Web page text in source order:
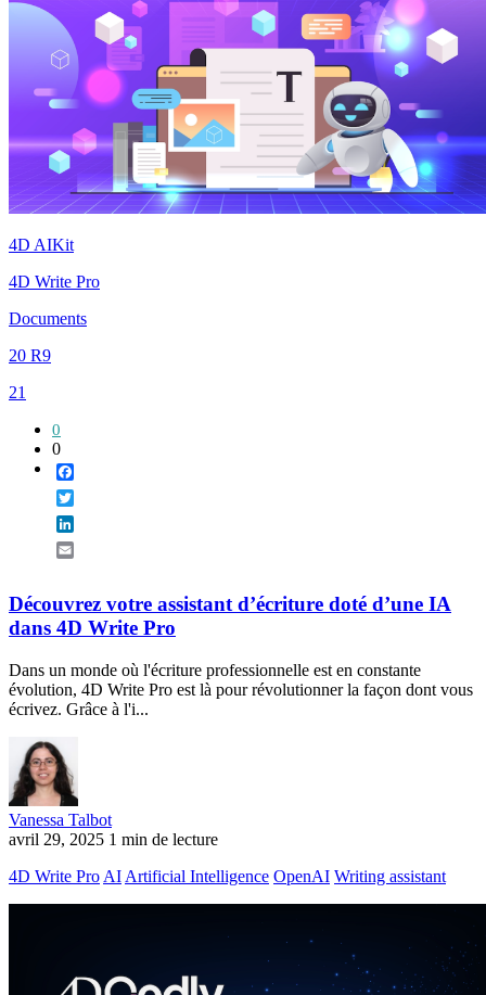
4D AIKit
4D Write Pro
Documents
20 R9
21
0
0
Découvrez votre assistant d’écriture doté d’une IA
dans 4D Write Pro
Dans un monde où l'écriture professionnelle est en constante
évolution, 4D Write Pro est là pour révolutionner la façon dont vous
écrivez. Grâce à l'i...
Vanessa Talbot
avril 29, 2025 1 min de lecture
4D Write Pro AI Artificial Intelligence OpenAI Writing assistant